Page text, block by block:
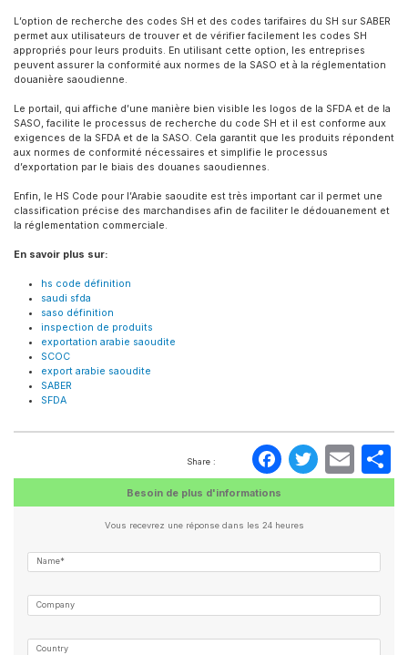
L’option de recherche des codes SH et des codes tarifaires du SH sur SABER
permet aux utilisateurs de trouver et de vérifier facilement les codes SH
appropriés pour leurs produits. En utilisant cette option, les entreprises
peuvent assurer la conformité aux normes de la SASO et à la réglementation
douanière saoudienne.
Le portail, qui affiche d’une manière bien visible les logos de la SFDA et de la
SASO, facilite le processus de recherche du code SH et il est conforme aux
exigences de la SFDA et de la SASO. Cela garantit que les produits répondent
aux normes de conformité nécessaires et simplifie le processus
d’exportation par le biais des douanes saoudiennes.
Enfin, le HS Code pour l’Arabie saoudite est très important car il permet une
classification précise des marchandises afin de faciliter le dédouanement et
la réglementation commerciale.
En savoir plus sur:
hs code définition
saudi sfda
saso définition
inspection de produits
exportation arabie saoudite
SCOC
export arabie saoudite
SABER
SFDA
Share :
Besoin de plus d'informations
Vous recevrez une réponse dans les 24 heures
Name*
Company
Country